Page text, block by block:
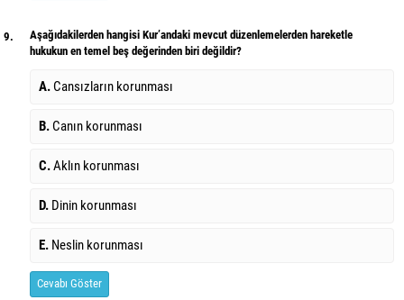
9.
Aşağıdakilerden hangisi Kur’andaki mevcut düzenlemelerden hareketle
hukukun en temel beş değerinden biri değildir?
A.Cansızların korunması
B.Canın korunması
C.Aklın korunması
D. Dinin korunması
E. Neslin korunması
Cevabı Göster